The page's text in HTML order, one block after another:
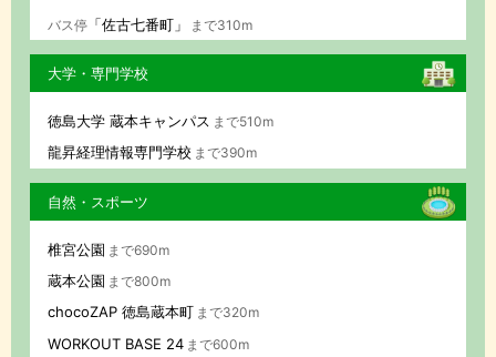
バス停「佐古七番町」 まで310m
大学・専門学校
徳島大学 蔵本キャンパス まで510m
龍昇経理情報専門学校 まで390m
自然・スポーツ
椎宮公園 まで690m
蔵本公園 まで800m
chocoZAP 徳島蔵本町 まで320m
WORKOUT BASE 24 まで600m